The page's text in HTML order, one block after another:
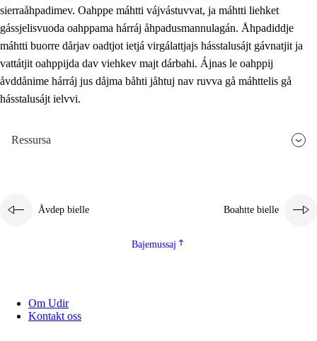
sierraåhpadimev. Oahppe máhtti vájvástuvvat, ja máhtti liehket
gássjelisvuoda oahppama hárráj åhpadusmannulagán. Åhpadiddje
máhtti buorre dårjav oadtjot ietjá virgálattjajs hásstalusájt gávnatjit ja
vattátjit oahppijda dav viehkev majt dárbahi. Ájnas le oahppij
åvddånime hárráj jus dåjma båhti jåhtuj nav ruvva gå máhttelis gå
hásstalusájt ielvvi.
Ressursa
Åvdep bielle Boahtte bielle
Bajemussaj
Om Udir
Kontakt oss